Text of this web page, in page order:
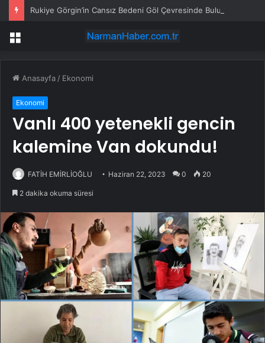
Rukiye Görgin’in Cansız Bedeni Göl Çevresinde Bulundu
Menü
Anasayfa / Ekonomi
Ekonomi
Vanlı 400 yetenekli gencin
kalemine Van dokundu!
FATİH EMİRLİOĞLU Haziran 22, 2023 0 20
2 dakika okuma süresi